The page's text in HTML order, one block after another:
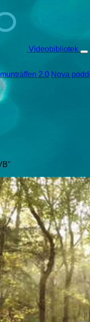
Videobibliotek
2.0 Nova